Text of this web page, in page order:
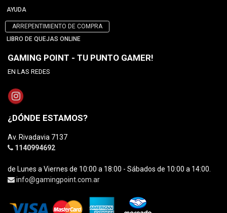
AYUDA
ARREPENTIMIENTO DE COMPRA
LIBRO DE QUEJAS ONLINE
GAMING POINT - TU PUNTO GAMER!
EN LAS REDES
¿DÓNDE ESTAMOS?
Av. Rivadavia 7137
1140994692
de Lunes a Viernes de 10:00 a 18:00 - Sábados de 10:00 a 14:00.
info@gamingpoint.com.ar